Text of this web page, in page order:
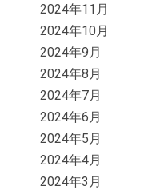
2024年11月
2024年10月
2024年9月
2024年8月
2024年7月
2024年6月
2024年5月
2024年4月
2024年3月